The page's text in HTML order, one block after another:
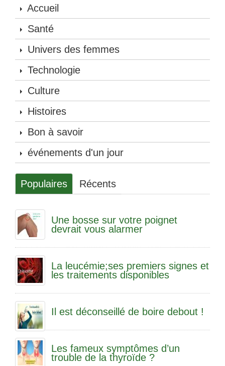
Accueil
Santé
Univers des femmes
Technologie
Culture
Histoires
Bon à savoir
événements d'un jour
Populaires Récents
Une bosse sur votre poignet
devrait vous alarmer
La leucémie;ses premiers signes et
les traitements disponibles
Il est déconseillé de boire debout !
Les fameux symptômes d’un
trouble de la thyroïde ?